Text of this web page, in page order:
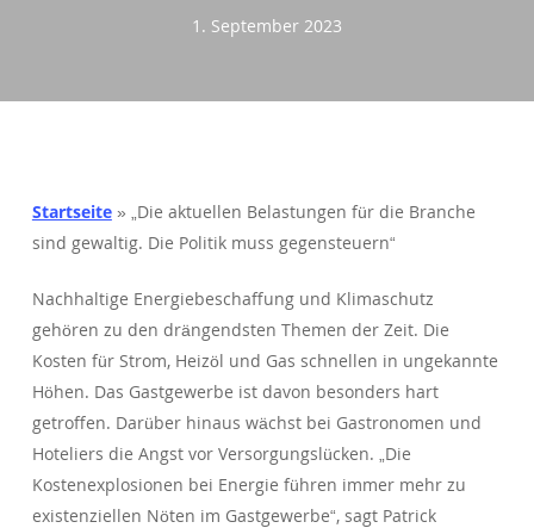
1. September 2023
Startseite» „Die aktuellen Belastungen für die Branche
sind gewaltig. Die Politik muss gegensteuern“
Nachhaltige Energiebeschaffung und Klimaschutz
gehören zu den drängendsten Themen der Zeit. Die
Kosten für Strom, Heizöl und Gas schnellen in ungekannte
Höhen. Das Gastgewerbe ist davon besonders hart
getroffen. Darüber hinaus wächst bei Gastronomen und
Hoteliers die Angst vor Versorgungslücken. „Die
Kostenexplosionen bei Energie führen immer mehr zu
existenziellen Nöten im Gastgewerbe“, sagt Patrick